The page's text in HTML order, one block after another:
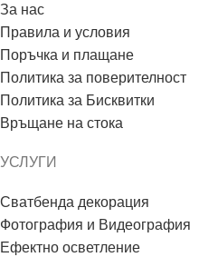
За нас
Правила и условия
Поръчка и плащане
Политика за поверителност
Политика за Бисквитки
Връщане на стока
УСЛУГИ
Сватбенда декорация
Фотография и Видеография
Ефектно осветление